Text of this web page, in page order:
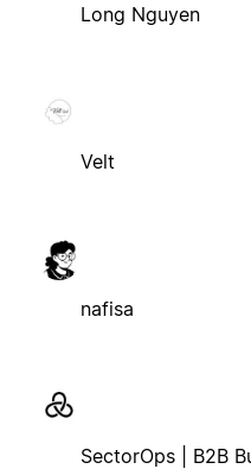
Long Nguyen
Velt
nafisa
SectorOps | B2B